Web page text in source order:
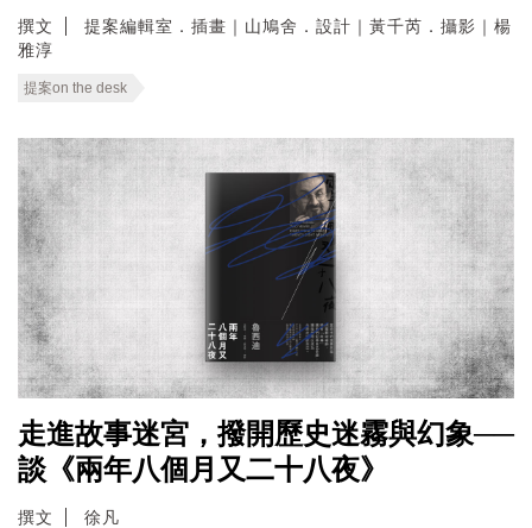
撰文
提案編輯室．插畫｜山鳩舍．設計｜黃千芮．攝影｜楊
雅淳
提案on the desk
走進故事迷宮，撥開歷史迷霧與幻象──
談《兩年八個月又二十八夜》
撰文 徐凡